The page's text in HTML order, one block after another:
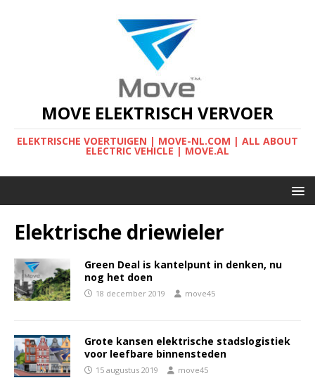
MOVE ELEKTRISCH VERVOER
ELEKTRISCHE VOERTUIGEN | MOVE-NL.COM | ALL ABOUT
ELECTRIC VEHICLE | MOVE.AL
Elektrische driewieler
Green Deal is kantelpunt in denken, nu
nog het doen
18 december 2019 move45
Grote kansen elektrische stadslogistiek
voor leefbare binnensteden
15 augustus 2019 move45